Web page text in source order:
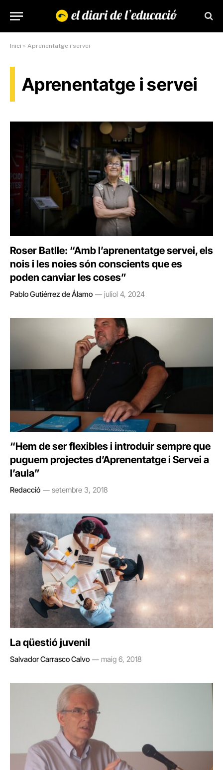
Inici » Aprenentatge i servei
Aprenentatge i servei
Roser Batlle: “Amb l’aprenentatge servei, els
nois i les noies són conscients que es
poden canviar les coses”
Pablo Gutiérrez de Álamo juliol 4, 2024
“Hem de ser flexibles i introduir sempre que
puguem projectes d’Aprenentatge i Servei a
l’aula”
Redacció setembre 3, 2018
La qüestió juvenil
Salvador Carrasco Calvo maig 6, 2018